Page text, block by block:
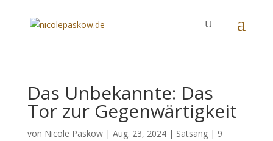
Das Unbekannte: Das
Tor zur Gegenwärtigkeit
von Nicole Paskow| Aug. 23, 2024| Satsang| 9